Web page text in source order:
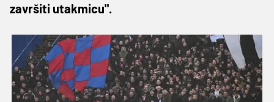
završiti utakmicu".